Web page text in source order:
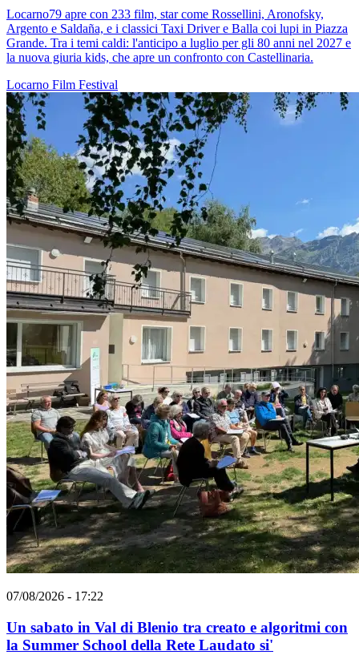
Locarno79 apre con 233 film, star come Rossellini, Aronofsky,
Argento e Saldaña, e i classici Taxi Driver e Balla coi lupi in Piazza
Grande. Tra i temi caldi: l'anticipo a luglio per gli 80 anni nel 2027 e
la nuova giuria kids, che apre un confronto con Castellinaria.
Locarno Film Festival
07/08/2026 - 17:22
Un sabato in Val di Blenio tra creato e algoritmi con
la Summer School della Rete Laudato si'